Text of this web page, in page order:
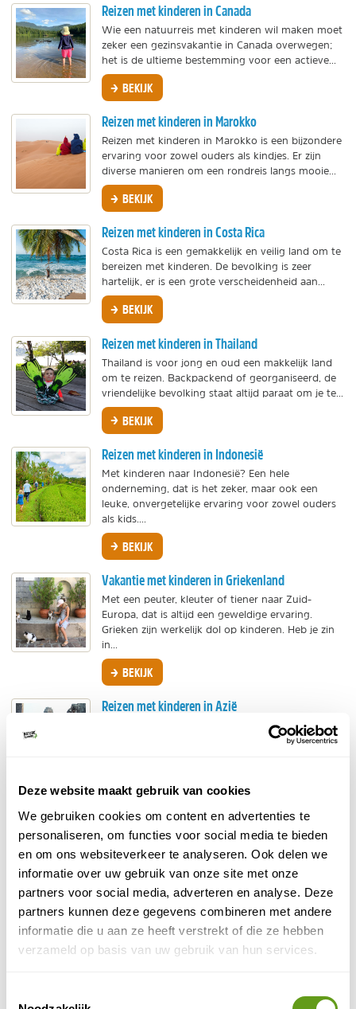
Deze website maakt gebruik van cookies
We gebruiken cookies om content en advertenties te
personaliseren, om functies voor social media te bieden
en om ons websiteverkeer te analyseren. Ook delen we
informatie over uw gebruik van onze site met onze
partners voor social media, adverteren en analyse. Deze
partners kunnen deze gegevens combineren met andere
informatie die u aan ze heeft verstrekt of die ze hebben
verzameld op basis van uw gebruik van hun services.
Reizen met kinderen in Canada
Wie een natuurreis met kinderen wil maken moet
zeker een gezinsvakantie in Canada overwegen;
het is de ultieme bestemming voor een actieve...
BEKIJK
Reizen met kinderen in Marokko
Reizen met kinderen in Marokko is een bijzondere
ervaring voor zowel ouders als kindjes. Er zijn
diverse manieren om een rondreis langs mooie...
BEKIJK
Reizen met kinderen in Costa Rica
Costa Rica is een gemakkelijk en veilig land om te
bereizen met kinderen. De bevolking is zeer
hartelijk, er is een grote verscheidenheid aan...
BEKIJK
Reizen met kinderen in Thailand
Thailand is voor jong en oud een makkelijk land
om te reizen. Backpackend of georganiseerd, de
vriendelijke bevolking staat altijd paraat om je te...
BEKIJK
Reizen met kinderen in Indonesië
Met kinderen naar Indonesië? Een hele
onderneming, dat is het zeker, maar ook een
leuke, onvergetelijke ervaring voor zowel ouders
als kids....
BEKIJK
Vakantie met kinderen in Griekenland
Met een peuter, kleuter of tiener naar Zuid-
Europa, dat is altijd een geweldige ervaring.
Grieken zijn werkelijk dol op kinderen. Heb je zin
in...
BEKIJK
Reizen met kinderen in Azië
Op zoek naar een avontuurlijke vakantie met je
kind in Azië? Goede keuze, want het Oosten is
BEKIJK
Reizen met kinderen in Cuba
We willen onze kinderen steeds meer boeiende
ervaringen meegeven en reizen is daar natuurlijk
vakantiebestemming met...
BEKIJK
Reizen met kinderen in Namibië